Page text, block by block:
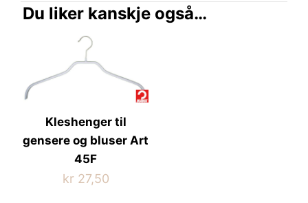
Du liker kanskje også…
Kleshenger til
gensere og bluser Art
45F
kr 27,50